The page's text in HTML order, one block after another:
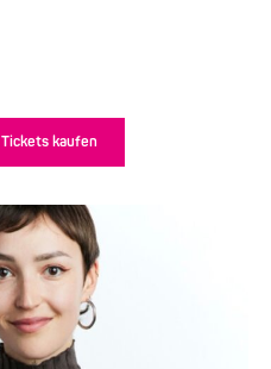
Tickets kaufen